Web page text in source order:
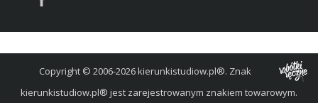
Copyright © 2006-2026 kierunkistudiow.pl®. Znak
kierunkistudiow.pl® jest zarejestrowanym znakiem towarowym.